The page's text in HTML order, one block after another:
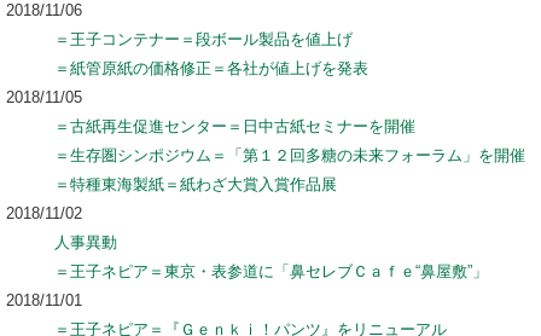
2018/11/06
＝王子コンテナー＝段ボール製品を値上げ
＝紙管原紙の価格修正＝各社が値上げを発表
2018/11/05
＝古紙再生促進センター＝日中古紙セミナーを開催
＝生存圏シンポジウム＝「第１２回多糖の未来フォーラム」を開催
＝特種東海製紙＝紙わざ大賞入賞作品展
2018/11/02
人事異動
＝王子ネピア＝東京・表参道に「鼻セレブＣａｆｅ“鼻屋敷”」
2018/11/01
＝王子ネピア＝『Ｇｅｎｋｉ！パンツ』をリニューアル